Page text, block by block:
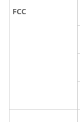
FCC